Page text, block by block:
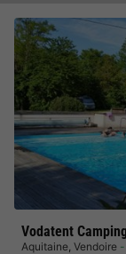
Vodatent
Aquitaine, Vendoire